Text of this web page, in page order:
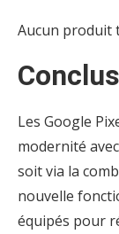
Aucun produit
Les Google
modernité
soit via la
nouvelle
équipés pour